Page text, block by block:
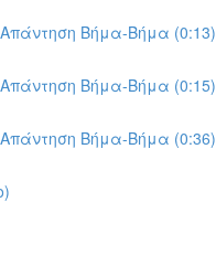
Βήμα-Βήμα (0:13)
Βήμα-Βήμα (0:15)
Βήμα-Βήμα (0:36)